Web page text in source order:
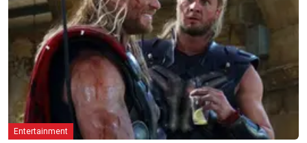
Entertainment